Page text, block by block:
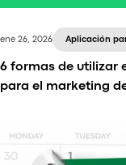
ene 26, 2026 Aplicación
6 formas de utilizar
para el marketing